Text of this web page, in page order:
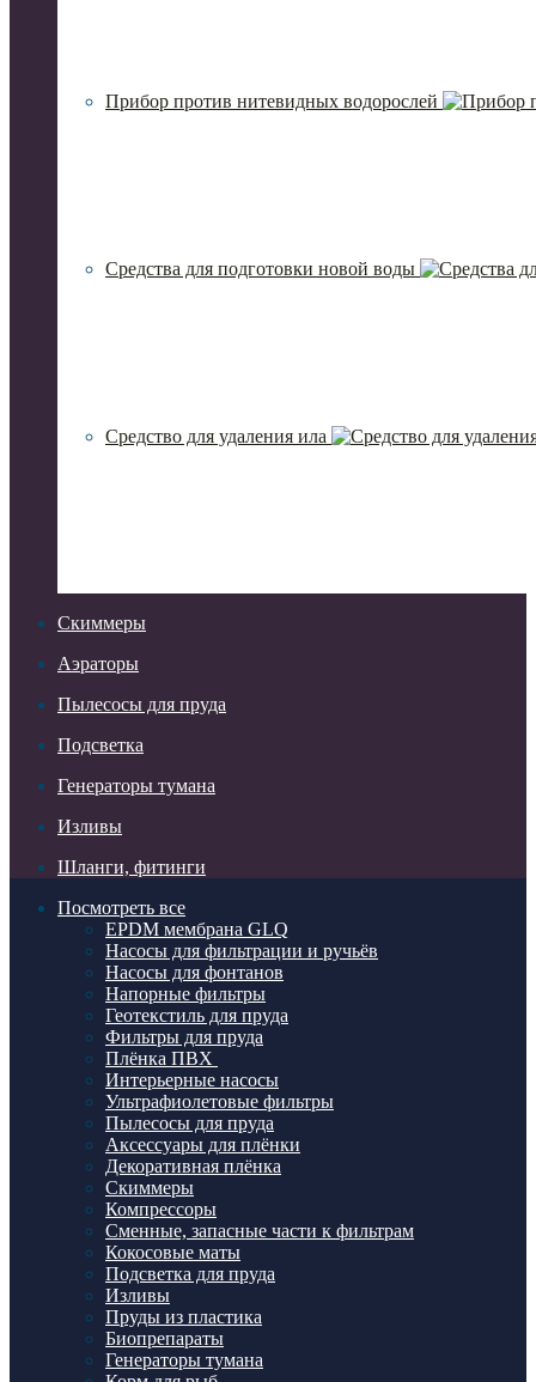
Прибор против нитевидных водорослей
Средства для подготовки новой воды
Средство для удаления ила
Скиммеры
Аэраторы
Пылесосы для пруда
Подсветка
Генераторы тумана
Изливы
Шланги, фитинги
Посмотреть все
EPDM мембрана GLQ
Насосы для фильтрации и ручьёв
Насосы для фонтанов
Напорные фильтры
Геотекстиль для пруда
Фильтры для пруда
Плёнка ПВХ
Интерьерные насосы
Ультрафиолетовые фильтры
Пылесосы для пруда
Аксессуары для плёнки
Декоративная плёнка
Скиммеры
Компрессоры
Сменные, запасные части к фильтрам
Кокосовые маты
Подсветка для пруда
Изливы
Пруды из пластика
Биопрепараты
Генераторы тумана